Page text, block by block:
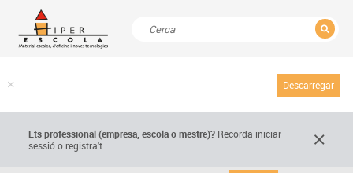
Descarregar
Ets professional (empresa,escola o mestre)? Recorda iniciar
sessió o registra't.